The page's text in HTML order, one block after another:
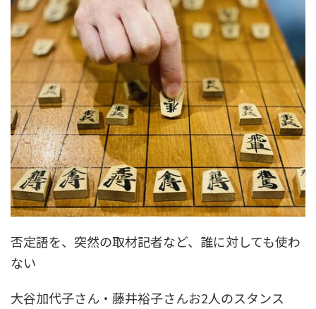
否定語を、突然の取材記者など、誰に対しても使わ
ない
大谷加代子さん・藤井裕子さんお2人のスタンス